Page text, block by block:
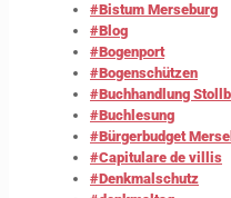
#Bistum Merseburg
#Blog
#Bogenport
#Bogenschützen
#Buchhandlung
#Buchlesung
#Bürgerbudget
#Capitulare de villis
#Denkmalschutz